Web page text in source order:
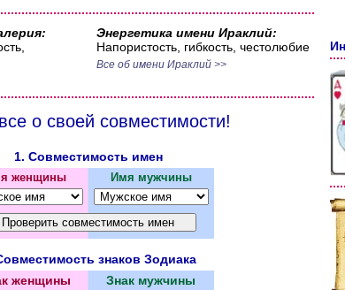
Энергетика имени Ираклий:
Напористость, гибкость, честолюбие
Все об имени Ираклий >>
о своей совместимости!
1. Совместимость имен
женщины Имя мужчины
знаков Зодиака
женщины
Знак мужчины